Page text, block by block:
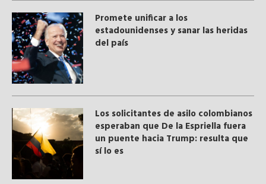
Promete unificar a los
estadounidenses y sanar las heridas
del país
Los solicitantes de asilo colombianos
esperaban que De la Espriella fuera
un puente hacia Trump: resulta que
sí lo es